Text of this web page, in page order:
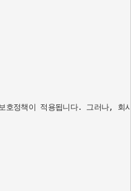
호정책이 적용됩니다. 그러나,